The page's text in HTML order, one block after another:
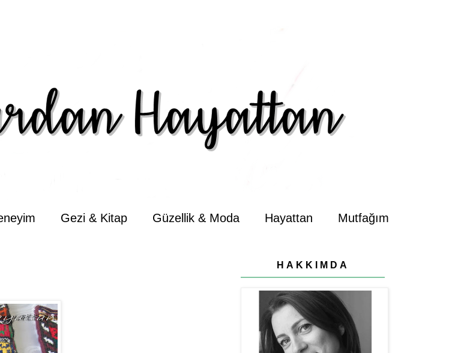
Gezi & Kitap Güzellik & Moda Hayattan Mutfağım
HAKKIMDA